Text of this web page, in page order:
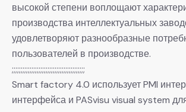
высокой степени воплощают
производства интеллектуальных
удовлетворяют разнообразные
пользователей в производстве.
;;;;;;;;;;;;;;;;;;;;;;;;;;;;;;;;;;;;;;;;;
Smart factory 4.0 использует PMI
интерфейса и PASvisu visual system